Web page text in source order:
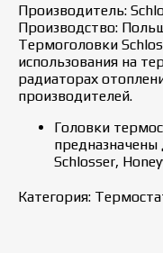
Производитель:
Производство:
Термоголовки
использования на
радиаторах
производителей.
Головки
предназначены
Schlosser,
Категория: